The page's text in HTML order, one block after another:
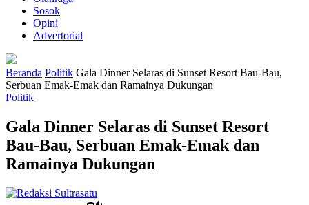
Sosok
Opini
Advertorial
Beranda Politik Gala Dinner Selaras di Sunset Resort Bau-Bau,
Serbuan Emak-Emak dan Ramainya Dukungan
Politik
Gala Dinner Selaras di Sunset Resort
Bau-Bau, Serbuan Emak-Emak dan
Ramainya Dukungan